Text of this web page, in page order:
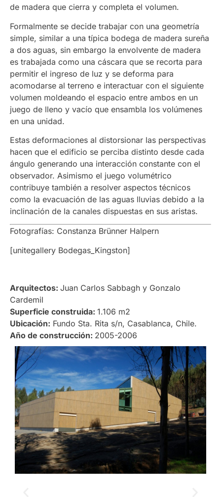
Arquitectos: Juan Carlos Sabbagh y Gonzalo
Cardemil
Superficie construida: 1.106 m2
Ubicación: Fundo Sta. Rita s/n, Casablanca, Chile.
Año de construcción: 2005-2006
de madera que cierra y completa el volumen.
Formalmente se decide trabajar con una geometría
simple, similar a una típica bodega de madera sureña
a dos aguas, sin embargo la envolvente de madera
es trabajada como una cáscara que se recorta para
permitir el ingreso de luz y se deforma para
acomodarse al terreno e interactuar con el siguiente
volumen moldeando el espacio entre ambos en un
juego de lleno y vacío que ensambla los volúmenes
en una unidad.
Estas deformaciones al distorsionar las perspectivas
hacen que el edificio se perciba distinto desde cada
ángulo generando una interacción constante con el
observador. Asimismo el juego volumétrico
contribuye también a resolver aspectos técnicos
como la evacuación de las aguas lluvias debido a la
inclinación de la canales dispuestas en sus aristas.
Fotografías: Constanza Brünner Halpern
[unitegallery Bodegas_Kingston]